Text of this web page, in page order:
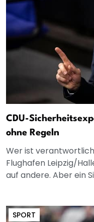
CDU-
ohne Regeln
Wer ist
Flughafen Leipzig/
auf andere. Aber ein
SPORT